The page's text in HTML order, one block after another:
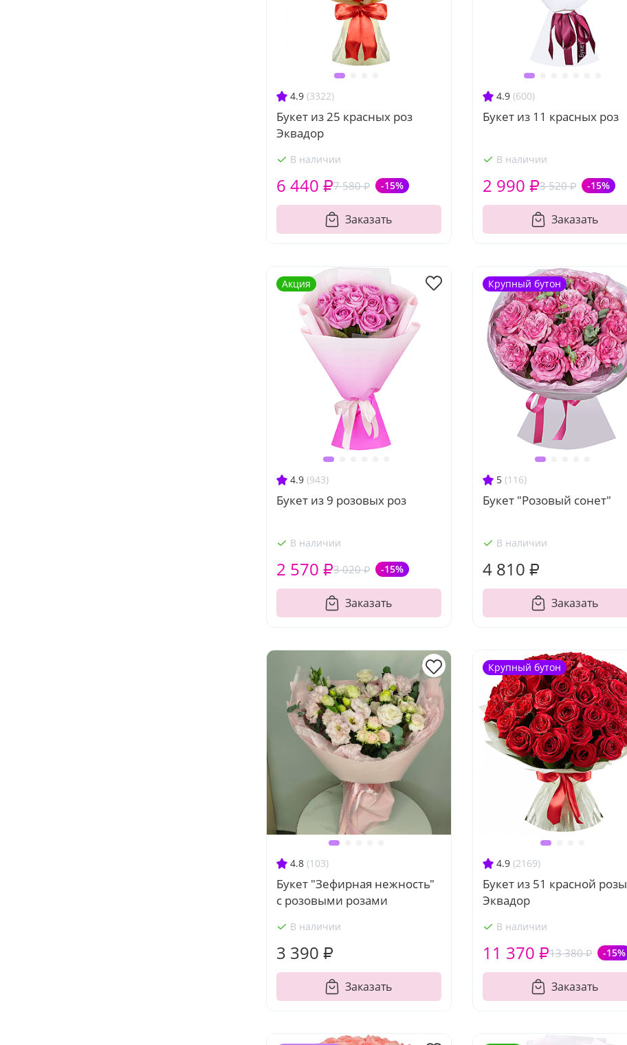
4.9 (3322)
Букет из 25 красных роз
Эквадор
В наличии
7 580 ₽ -15%
6 440 ₽
Заказать
4.9 (600)
Букет из 11 красных роз
В наличии
3 520 ₽ -15%
2 990 ₽
Заказать
4.9 (943)
Букет из 9 розовых роз
В наличии
3 020 ₽ -15%
2 570 ₽
Заказать
Акция
5 (116)
Букет "Розовый сонет"
В наличии
4 810 ₽
Заказать
Крупный бутон
4.8 (103)
Букет "Зефирная нежность"
с розовыми розами
В наличии
3 390 ₽
Заказать
4.9 (2169)
Букет из 51 красной розы
Эквадор
В наличии
13 380 ₽ -15%
11 370 ₽
Заказать
Крупный бутон